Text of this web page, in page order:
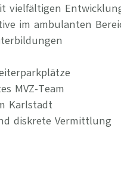
vielfältigen
im ambulanten
MVZ-Team
Karlstadt
diskrete Vermittlung